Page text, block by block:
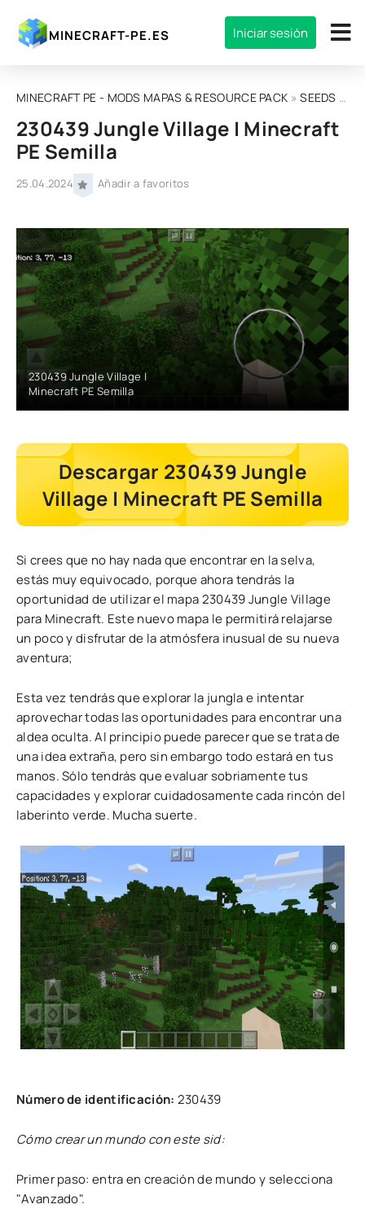
MINECRAFT-PE.ES Iniciar sesión
MINECRAFT PE - MODS MAPAS & RESOURCE PACK »SEEDS
230439 Jungle Village | Minecraft
PE Semilla
25.04.2024 Añadir a favoritos
230439 Jungle Village |
Minecraft PE Semilla
Descargar 230439 Jungle
Village | Minecraft PE Semilla
Si crees que no hay nada que encontrar en la selva,
estás muy equivocado, porque ahora tendrás la
oportunidad de utilizar el mapa 230439 Jungle Village
para Minecraft. Este nuevo mapa le permitirá relajarse
un poco y disfrutar de la atmósfera inusual de su nueva
aventura;
Esta vez tendrás que explorar la jungla e intentar
aprovechar todas las oportunidades para encontrar una
aldea oculta. Al principio puede parecer que se trata de
una idea extraña, pero sin embargo todo estará en tus
manos. Sólo tendrás que evaluar sobriamente tus
capacidades y explorar cuidadosamente cada rincón del
laberinto verde. Mucha suerte.
Número de identificación: 230439
Cómo crear un mundo con este sid:
Primer paso: entra en creación de mundo y selecciona
"Avanzado".